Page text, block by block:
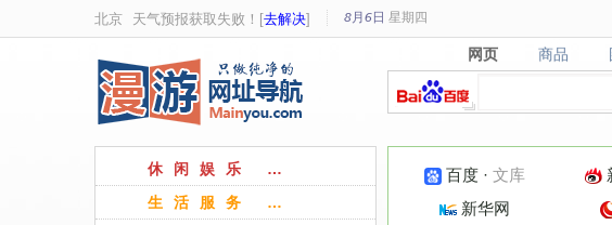
北京 天气预报获取失败！[去解决] 8月6日 星期四
网页
网页 商品
商品
百度· 文库
新华网
休闲娱乐 …
生活服务 …